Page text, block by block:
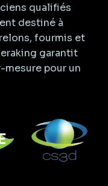
qualifiés
destiné à
fourmis et
garantit
pour un